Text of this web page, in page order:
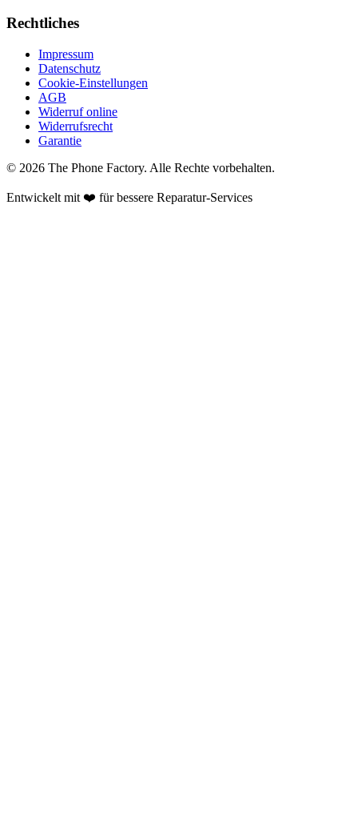
Rechtliches
Impressum
Datenschutz
Cookie-Einstellungen
AGB
Widerruf online
Widerrufsrecht
Garantie
© 2026 The Phone Factory. Alle Rechte vorbehalten.
Entwickelt mit ❤️ für bessere Reparatur-Services